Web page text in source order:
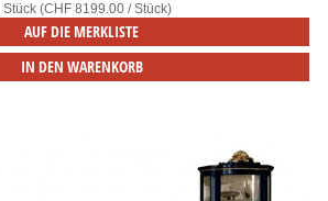
Stück (CHF 8199.00 / Stück)
AUF DIE MERKLISTE
IN DEN WARENKORB